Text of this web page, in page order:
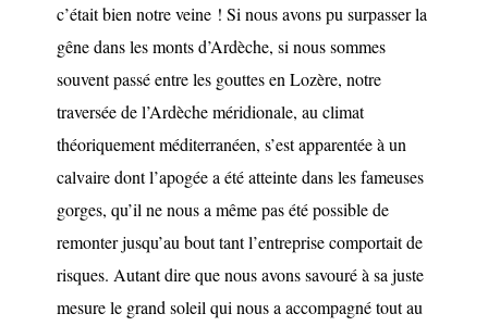
c’était bien notre veine ! Si nous avons pu surpasser la
gêne dans les monts d’Ardèche, si nous sommes
souvent passé entre les gouttes en Lozère, notre
traversée de l’Ardèche méridionale, au climat
théoriquement méditerranéen, s’est apparentée à un
calvaire dont l’apogée a été atteinte dans les fameuses
gorges, qu’il ne nous a même pas été possible de
remonter jusqu’au bout tant l’entreprise comportait de
risques. Autant dire que nous avons savouré à sa juste
mesure le grand soleil qui nous a accompagné tout au